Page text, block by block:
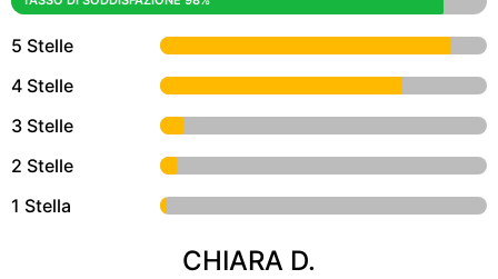
5 Stelle
4 Stelle
3 Stelle
2 Stelle
1 Stella
CHIARA D.